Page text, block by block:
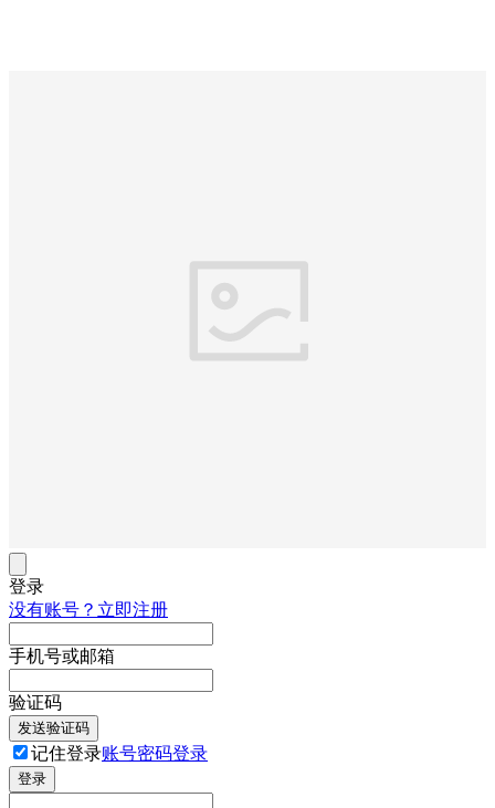
登录
没有账号？立即注册
手机号或邮箱
验证码
发送验证码
记住登录账号密码登录
登录